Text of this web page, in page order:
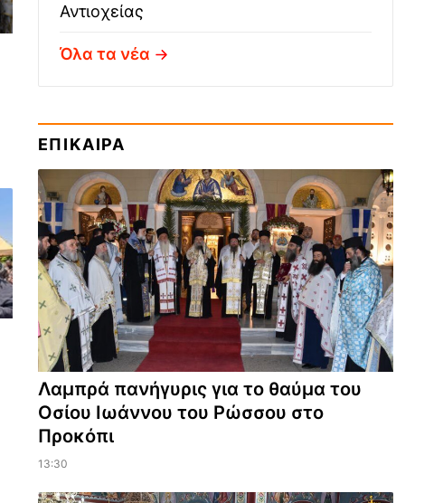
Αντιοχείας
Όλα τα νέα
ΕΠΙΚΑΙΡΑ
Λαμπρά πανήγυρις για το θαύμα του
Οσίου Ιωάννου του Ρώσσου στο
Προκόπι
13:30